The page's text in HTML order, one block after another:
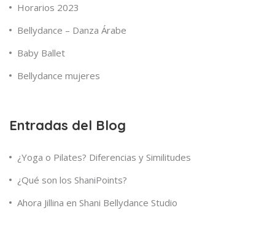
Horarios 2023
Bellydance – Danza Árabe
Baby Ballet
Bellydance mujeres
Entradas del Blog
¿Yoga o Pilates? Diferencias y Similitudes
¿Qué son los ShaniPoints?
Ahora Jillina en Shani Bellydance Studio